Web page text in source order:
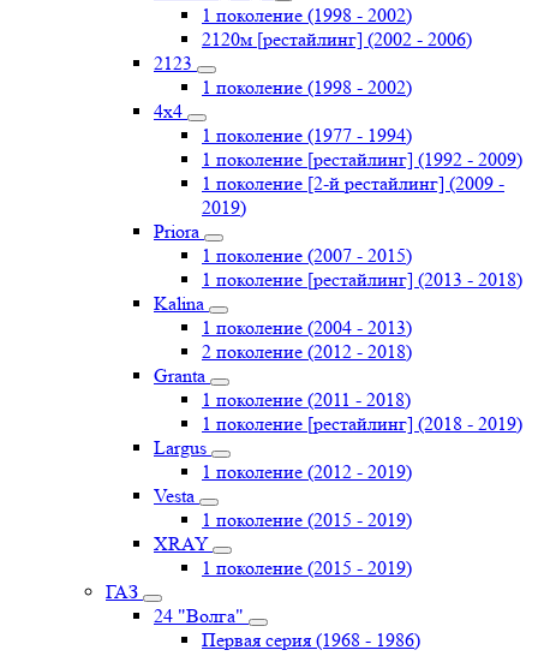
1 поколение (1998 - 2002)
2120м [рестайлинг] (2002 - 2006)
2123
1 поколение (1998 - 2002)
4х4
1 поколение (1977 - 1994)
1 поколение [рестайлинг] (1992 - 2009)
1 поколение [2-й рестайлинг] (2009 -
2019)
Priоra
1 поколение (2007 - 2015)
1 поколение [рестайлинг] (2013 - 2018)
Kalina
1 поколение (2004 - 2013)
2 поколение (2012 - 2018)
Granta
1 поколение (2011 - 2018)
1 поколение [рестайлинг] (2018 - 2019)
Largus
1 поколение (2012 - 2019)
Vesta
1 поколение (2015 - 2019)
XRAY
1 поколение (2015 - 2019)
ГАЗ
24 "Волга"
Первая серия (1968 - 1986)